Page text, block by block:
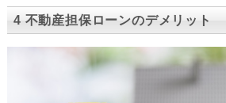
4 不動産担保ローンのデメリット